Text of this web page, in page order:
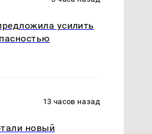
усилить
13 часов назад
новый